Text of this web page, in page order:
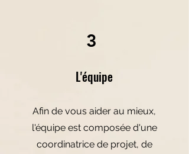
3
L'équipe
Afin de vous aider au mieux,
l'équipe est composée d'une
coordinatrice de projet, de